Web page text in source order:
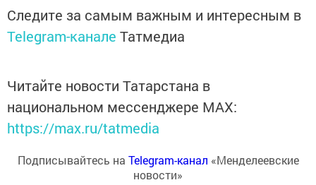
Следите за самым важным и интересным в
Telegram-канале Татмедиа
Читайте новости Татарстана в
национальном мессенджере MАХ:
https://max.ru/tatmedia
Подписывайтесь на Telegram-канал «Менделеевские
новости»